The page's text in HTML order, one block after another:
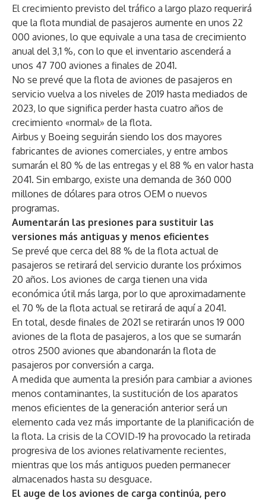
El crecimiento previsto del tráfico a largo plazo requerirá
que la flota mundial de pasajeros aumente en unos 22
000 aviones, lo que equivale a una tasa de crecimiento
anual del 3,1 %, con lo que el inventario ascenderá a
unos 47 700 aviones a finales de 2041.
No se prevé que la flota de aviones de pasajeros en
servicio vuelva a los niveles de 2019 hasta mediados de
2023, lo que significa perder hasta cuatro años de
crecimiento «normal» de la flota.
Airbus y Boeing seguirán siendo los dos mayores
fabricantes de aviones comerciales, y entre ambos
sumarán el 80 % de las entregas y el 88 % en valor hasta
2041. Sin embargo, existe una demanda de 360 000
millones de dólares para otros OEM o nuevos
programas.
Aumentarán las presiones para sustituir las
versiones más antiguas y menos eficientes
Se prevé que cerca del 88 % de la flota actual de
pasajeros se retirará del servicio durante los próximos
20 años. Los aviones de carga tienen una vida
económica útil más larga, por lo que aproximadamente
el 70 % de la flota actual se retirará de aquí a 2041.
En total, desde finales de 2021 se retirarán unos 19 000
aviones de la flota de pasajeros, a los que se sumarán
otros 2500 aviones que abandonarán la flota de
pasajeros por conversión a carga.
A medida que aumenta la presión para cambiar a aviones
menos contaminantes, la sustitución de los aparatos
menos eficientes de la generación anterior será un
elemento cada vez más importante de la planificación de
la flota. La crisis de la COVID-19 ha provocado la retirada
progresiva de los aviones relativamente recientes,
mientras que los más antiguos pueden permanecer
almacenados hasta su desguace.
El auge de los aviones de carga continúa, pero